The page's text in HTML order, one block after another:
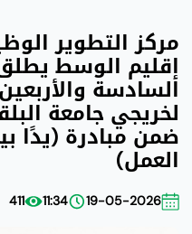
مركز التطوير
إقليم الوسط
السادسة
لخريجي جامعة
ضمن مبادرة (يدًا
العمل)
19-05-2026
11:34
411